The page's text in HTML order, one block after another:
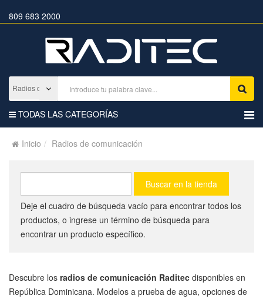
809 683 2000
TODAS LAS CATEGORÍAS
Inicio Radios de comunicación
Deje el cuadro de búsqueda vacío para encontrar todos los
productos, o ingrese un término de búsqueda para
encontrar un producto específico.
Descubre los radios de comunicación Raditec disponibles en
República Dominicana. Modelos a prueba de agua, opciones de